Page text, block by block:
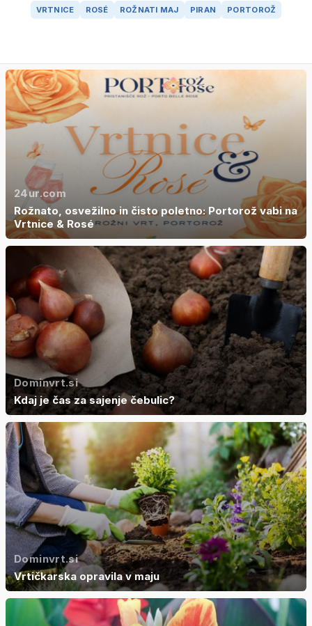
VRTNICE ROSÉ ROŽNATI MAJ PIRAN PORTOROŽ
24ur.com
Rožnato, osvežilno in čisto poletno: Portorož vabi na
Vrtnice & Rosé
Dominvrt.si
Kdaj je čas za sajenje čebulic?
Dominvrt.si
Vrtičkarska opravila v maju